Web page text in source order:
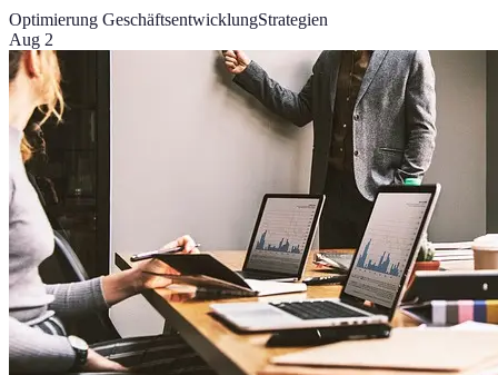
Optimierung GeschäftsentwicklungStrategien
Aug 2